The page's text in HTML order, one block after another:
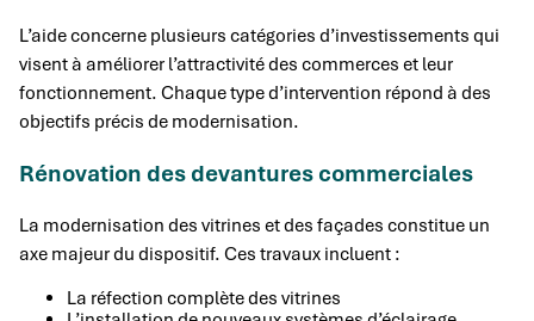
L’aide concerne plusieurs catégories d’investissements qui
visent à améliorer l’attractivité des commerces et leur
fonctionnement. Chaque type d’intervention répond à des
objectifs précis de modernisation.
Rénovation des devantures commerciales
La modernisation des vitrines et des façades constitue un
axe majeur du dispositif. Ces travaux incluent :
La réfection complète des vitrines